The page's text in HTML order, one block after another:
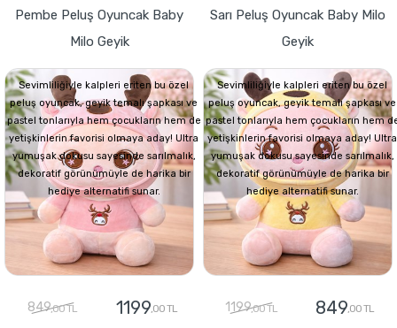
Pembe Peluş Oyuncak Baby
Milo Geyik
Sevimliliğiyle kalpleri eriten bu özel
peluş oyuncak, geyik temalı şapkası ve
pastel tonlarıyla hem çocukların hem de
yetişkinlerin favorisi olmaya aday! Ultra
yumuşak dokusu sayesinde sarılmalık,
dekoratif görünümüyle de harika bir
hediye alternatifi sunar.
849,00 TL 1199,00 TL
Sarı Peluş Oyuncak Baby Milo
Geyik
Sevimliliğiyle kalpleri eriten bu özel
peluş oyuncak, geyik temalı şapkası ve
pastel tonlarıyla hem çocukların hem
yetişkinlerin favorisi olmaya aday! Ultra
yumuşak dokusu sayesinde sarılmalık,
dekoratif görünümüyle de harika bir
hediye alternatifi sunar.
1199,00 TL 849,00 TL